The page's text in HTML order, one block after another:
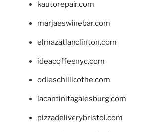
kautorepair.com
marjaeswinebar.com
elmazatlanclinton.com
ideacoffeenyc.com
odieschillicothe.com
lacantinitagalesburg.com
pizzadeliverybristol.com